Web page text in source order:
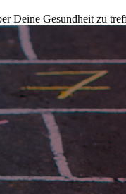
Gesundheit zu